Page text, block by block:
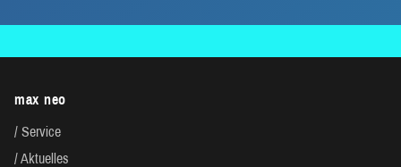
max neo
Service
Aktuelles